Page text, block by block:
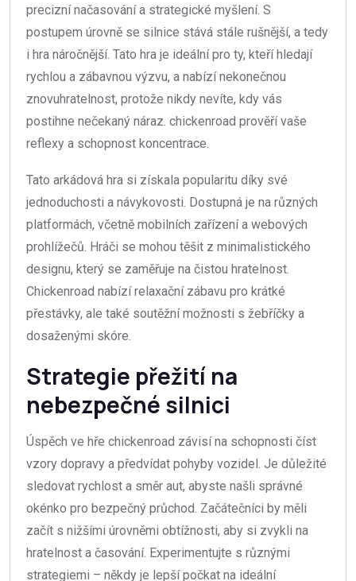
precizní načasování a strategické myšlení. S
postupem úrovně se silnice stává stále rušnější, a tedy
i hra náročnější. Tato hra je ideální pro ty, kteří hledají
rychlou a zábavnou výzvu, a nabízí nekonečnou
znovuhratelnost, protože nikdy nevíte, kdy vás
postihne nečekaný náraz. chickenroad prověří vaše
reflexy a schopnost koncentrace.
Tato arkádová hra si získala popularitu díky své
jednoduchosti a návykovosti. Dostupná je na různých
platformách, včetně mobilních zařízení a webových
prohlížečů. Hráči se mohou těšit z minimalistického
designu, který se zaměřuje na čistou hratelnost.
Chickenroad nabízí relaxační zábavu pro krátké
přestávky, ale také soutěžní možnosti s žebříčky a
dosaženými skóre.
Strategie přežití na
nebezpečné silnici
Úspěch ve hře chickenroad závisí na schopnosti číst
vzory dopravy a předvídat pohyby vozidel. Je důležité
sledovat rychlost a směr aut, abyste našli správné
okénko pro bezpečný průchod. Začátečníci by měli
začít s nižšími úrovněmi obtížnosti, aby si zvykli na
hratelnost a časování. Experimentujte s různými
strategiemi – někdy je lepší počkat na ideální